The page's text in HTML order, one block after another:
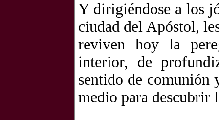
Y dirigiéndose a los
ciudad del Apóstol,
reviven hoy la
interior, de
sentido de comunión
medio para descubrir